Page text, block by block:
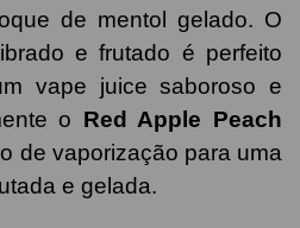
de mentol gelado. O
e frutado é perfeito
vape juice saboroso e
o Red Apple Peach
de vaporização para uma
e gelada.